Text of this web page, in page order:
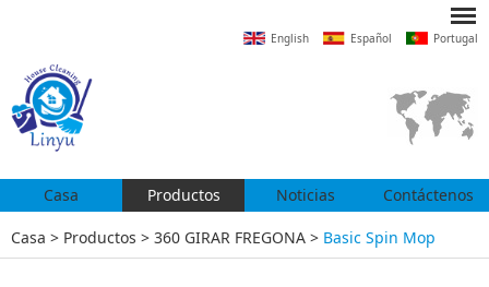
English Español Portugal
Casa Productos Noticias Contáctenos
Casa > Productos > 360 GIRAR FREGONA > Basic Spin Mop